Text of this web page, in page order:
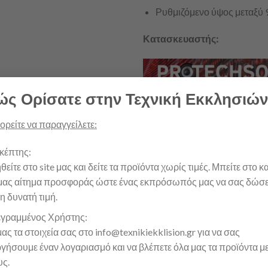
Ορίσατε στην Τεχνική Εκκλησιών
να παραγγείλετε:
στο site μας και δείτε τα προϊόντα χωρίς τιμές. Μπείτε στο
μας αίτημα προσφοράς ώστε ένας εκπρόσωπός μας να σας
δυνατή τιμή.
Χρήστης:
μας τα στοιχεία σας στο info@texnikiekklision.gr για να σας
έναν λογαριασμό και να βλέπετε όλα μας τα προϊόντα με
Ρυθμιζόμενο ύψος μεταξύ
Κατασκευαστής:
ΠΡΟΣΘΉΚΗ ΣΤΟ
SKU:MIC-FT 3739
Categories:Βάσεις/Αξεσουάρ,